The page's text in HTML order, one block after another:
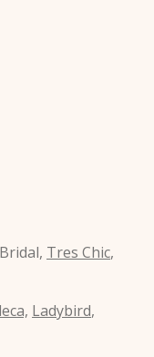
Bridal, Tres Chic,
Ladybird,